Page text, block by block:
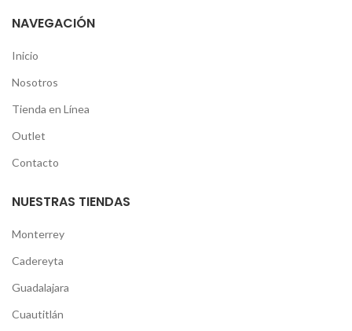
NAVEGACIÓN
Inicio
Nosotros
Tienda en Línea
Outlet
Contacto
NUESTRAS TIENDAS
Monterrey
Cadereyta
Guadalajara
Cuautitlán